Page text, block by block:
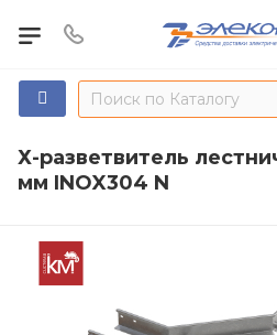
Х-разветвитель
мм INOX304 N